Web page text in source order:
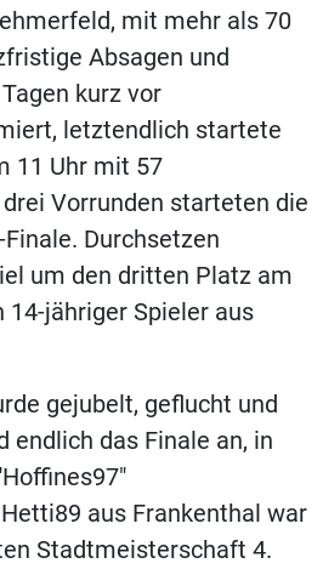
mit mehr als 70
Absagen und
kurz vor
letztendlich startete
11 Uhr mit 57
Vorrunden starteten die
Durchsetzen
um den dritten Platz am
14-jähriger Spieler aus
gejubelt, geflucht und
endlich das Finale an, in
aus Frankenthal war
Stadtmeisterschaft 4.